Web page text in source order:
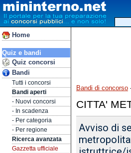
Home
Quiz e bandi
Quiz concorsi
Bandi
Tutti i concorsi
Bandi aperti
- Nuovi concorsi
- In scadenza
- Per categoria
- Per regione
Ricerca avanzata
Gazzetta ufficiale
Bandi di concorso
CITTA'
Avviso di